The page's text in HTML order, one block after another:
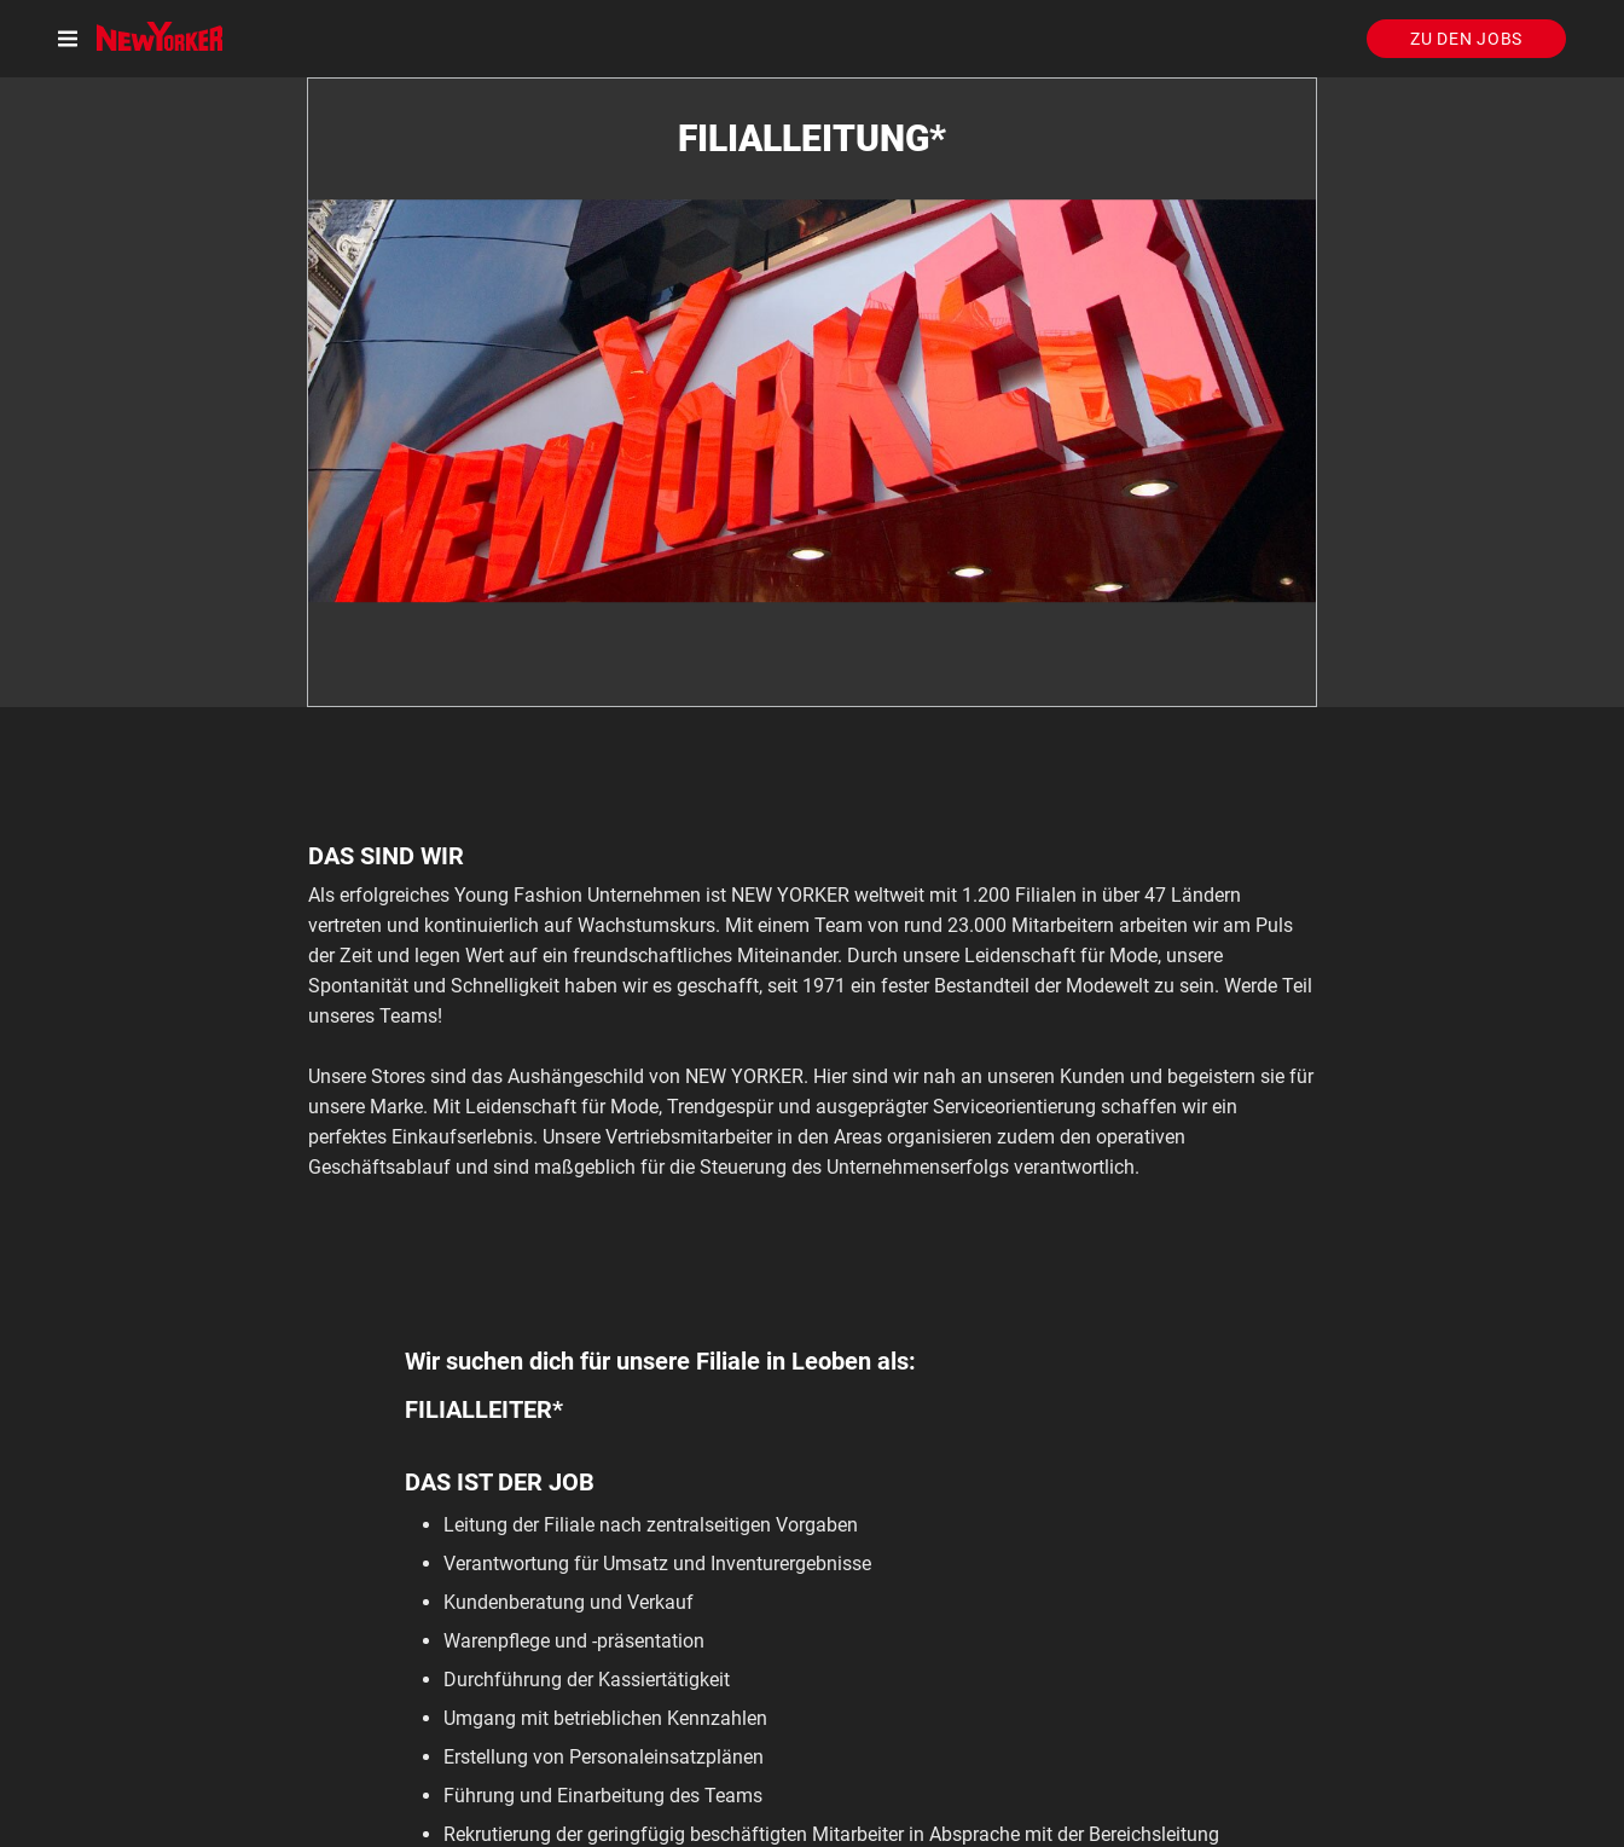
ZU DEN JOBS
FILIALLEITUNG*
DAS SIND WIR
Als erfolgreiches Young Fashion Unternehmen ist NEW YORKER weltweit mit 1.200 Filialen in über 47 Ländern
vertreten und kontinuierlich auf Wachstumskurs. Mit einem Team von rund 23.000 Mitarbeitern arbeiten wir am Puls
der Zeit und legen Wert auf ein freundschaftliches Miteinander. Durch unsere Leidenschaft für Mode, unsere
Spontanität und Schnelligkeit haben wir es geschafft, seit 1971 ein fester Bestandteil der Modewelt zu sein. Werde Teil
unseres Teams!
Unsere Stores sind das Aushängeschild von NEW YORKER. Hier sind wir nah an unseren Kunden und begeistern sie für
unsere Marke. Mit Leidenschaft für Mode, Trendgespür und ausgeprägter Serviceorientierung schaffen wir ein
perfektes Einkaufserlebnis. Unsere Vertriebsmitarbeiter in den Areas organisieren zudem den operativen
Geschäftsablauf und sind maßgeblich für die Steuerung des Unternehmenserfolgs verantwortlich.
Wir suchen dich für unsere Filiale in Leoben als:
FILIALLEITER*
DAS IST DER JOB
Leitung der Filiale nach zentralseitigen Vorgaben
Verantwortung für Umsatz und Inventurergebnisse
Kundenberatung und Verkauf
Warenpflege und -präsentation
Durchführung der Kassiertätigkeit
Umgang mit betrieblichen Kennzahlen
Erstellung von Personaleinsatzplänen
Führung und Einarbeitung des Teams
Rekrutierung der geringfügig beschäftigten Mitarbeiter in Absprache mit der Bereichsleitung